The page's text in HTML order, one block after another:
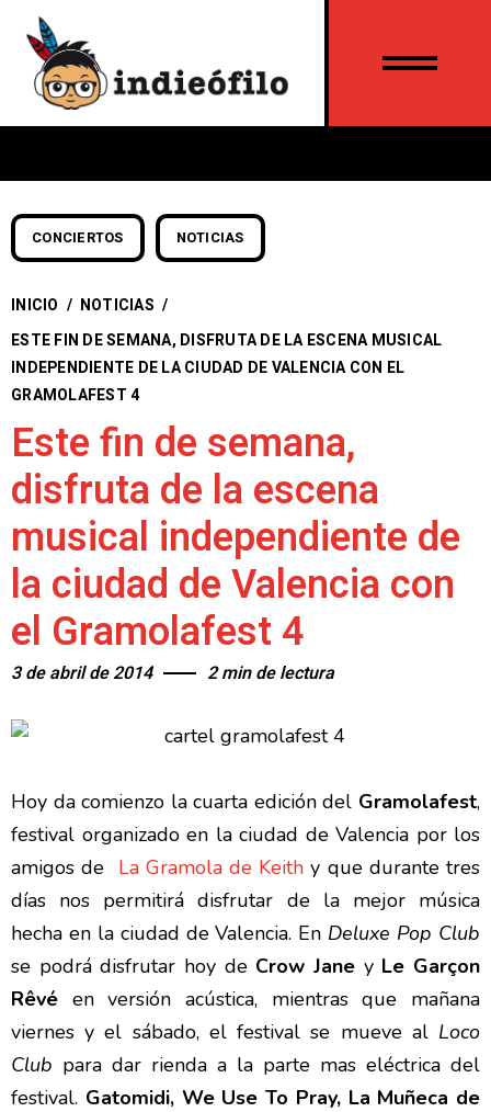
CONCIERTOS NOTICIAS
INICIO / NOTICIAS /
ESTE FIN DE SEMANA, DISFRUTA DE LA ESCENA MUSICAL
INDEPENDIENTE DE LA CIUDAD DE VALENCIA CON EL
GRAMOLAFEST 4
Este fin de semana,
disfruta de la escena
musical independiente de
la ciudad de Valencia con
el Gramolafest 4
3 de abril de 2014 2 min de lectura
Hoy da comienzo la cuarta edición del Gramolafest,
festival organizado en la ciudad de Valencia por los
amigos de La Gramola de Keith y que durante tres
días nos permitirá disfrutar de la mejor música
hecha en la ciudad de Valencia. En Deluxe Pop Club
se podrá disfrutar hoy de Crow Jane y Le Garçon
Rêvé en versión acústica, mientras que mañana
viernes y el sábado, el festival se mueve al Loco
Club para dar rienda a la parte mas eléctrica del
festival. Gatomidi, We Use To Pray, La Muñeca de